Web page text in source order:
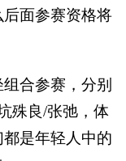
面参赛资格将
合参赛，分别
殊良/张弛，体
是年轻人中的